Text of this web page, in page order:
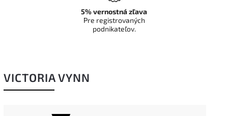
VICTORIA VYNN
5% vernostná zľava
Pre registrovaných
podnikateľov.